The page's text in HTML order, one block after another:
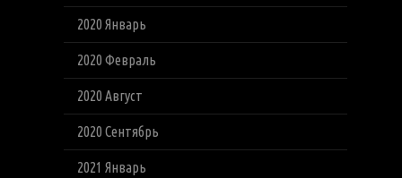
2020 Январь
2020 Февраль
2020 Август
2020 Сентябрь
2021 Январь